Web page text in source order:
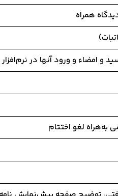
همراه
و امضاء و ورود آنها در نرم‌افزار
لغو اختتام